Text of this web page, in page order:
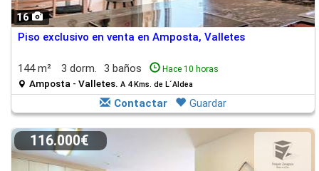
16
Piso exclusivo en venta en Amposta, Valletes
144 m² 3 dorm. 3 baños Hace 10 horas
Amposta - Valletes. A 4 Kms. de L´Aldea
Contactar Guardar
116.000€